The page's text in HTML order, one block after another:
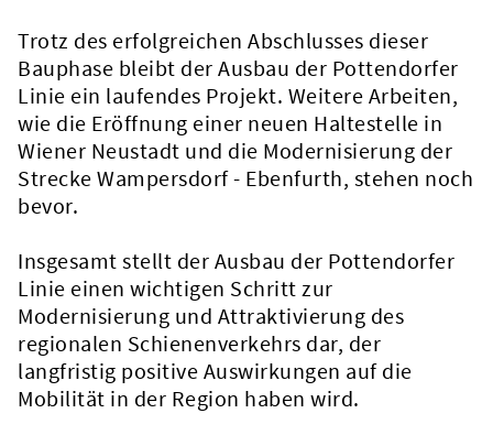
Trotz des erfolgreichen Abschlusses dieser
Bauphase bleibt der Ausbau der Pottendorfer
Linie ein laufendes Projekt. Weitere Arbeiten,
wie die Eröffnung einer neuen Haltestelle in
Wiener Neustadt und die Modernisierung der
Strecke Wampersdorf - Ebenfurth, stehen noch
bevor.
Insgesamt stellt der Ausbau der Pottendorfer
Linie einen wichtigen Schritt zur
Modernisierung und Attraktivierung des
regionalen Schienenverkehrs dar, der
langfristig positive Auswirkungen auf die
Mobilität in der Region haben wird.